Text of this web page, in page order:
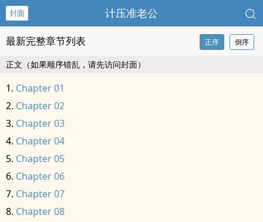
封面 计压准老公
最新完整章节列表 正序 倒序
正文（如果顺序错乱，请先访问封面）
Chapter 01
Chapter 02
Chapter 03
Chapter 04
Chapter 05
Chapter 06
Chapter 07
Chapter 08